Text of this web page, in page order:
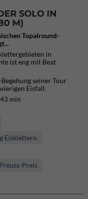
SOLO IN
M)
Topalround-
in
ist eng mit Beat
seiner Tour
Eisfall.
min
Eisklettern
Preis